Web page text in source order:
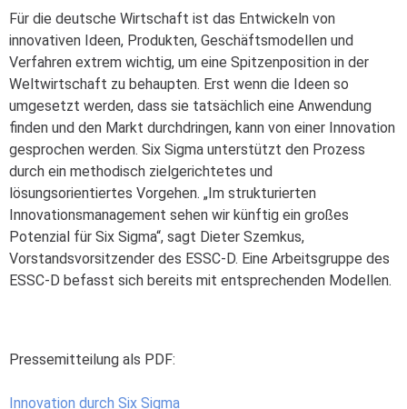
Für die deutsche Wirtschaft ist das Entwickeln von
innovativen Ideen, Produkten, Geschäftsmodellen und
Verfahren extrem wichtig, um eine Spitzenposition in der
Weltwirtschaft zu behaupten. Erst wenn die Ideen so
umgesetzt werden, dass sie tatsächlich eine Anwendung
finden und den Markt durchdringen, kann von einer Innovation
gesprochen werden. Six Sigma unterstützt den Prozess
durch ein methodisch zielgerichtetes und
lösungsorientiertes Vorgehen. „Im strukturierten
Innovationsmanagement sehen wir künftig ein großes
Potenzial für Six Sigma“, sagt Dieter Szemkus,
Vorstandsvorsitzender des ESSC-D. Eine Arbeitsgruppe des
ESSC-D befasst sich bereits mit entsprechenden Modellen.
Pressemitteilung als PDF:
Innovation durch Six Sigma